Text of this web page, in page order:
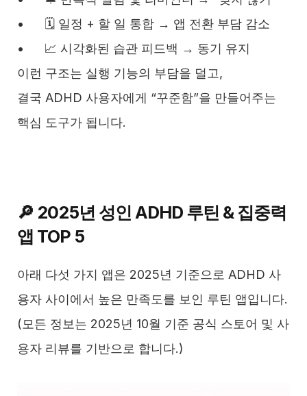
•	🗓 일정 + 할 일 통합 → 앱 전환 부담 감소
•	📈 시각화된 습관 피드백 → 동기 유지
이런 구조는 실행 기능의 부담을 덜고,
결국 ADHD 사용자에게 “꾸준함”을 만들어주는
핵심 도구가 됩니다.
🔎 2025년 성인 ADHD 루틴 & 집중력
앱 TOP 5
아래 다섯 가지 앱은 2025년 기준으로 ADHD 사
용자 사이에서 높은 만족도를 보인 루틴 앱입니다.
(모든 정보는 2025년 10월 기준 공식 스토어 및 사
용자 리뷰를 기반으로 합니다.)